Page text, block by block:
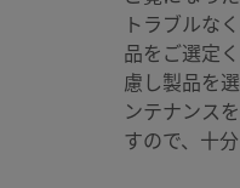
トラブルな
品をご選定
慮し製品を
ンテナンス
すので、十